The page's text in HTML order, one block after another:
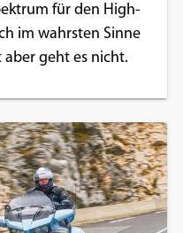
für den High-
im wahrsten Sinne
geht es nicht.